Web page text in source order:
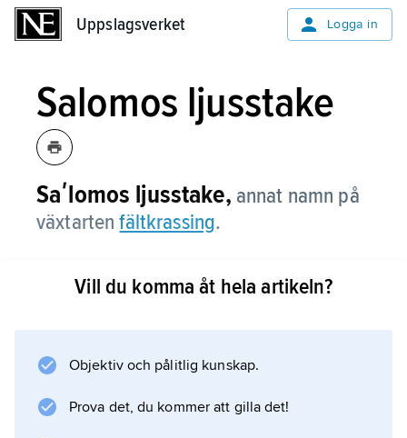
Uppslagsverket Logga in
Salomos ljusstake
Saʹlomos ljusstake, annat namn på
växtartenfältkrassing.
Vill du komma åt hela artikeln?
Objektiv och pålitlig kunskap.
Prova det, du kommer att gilla det!